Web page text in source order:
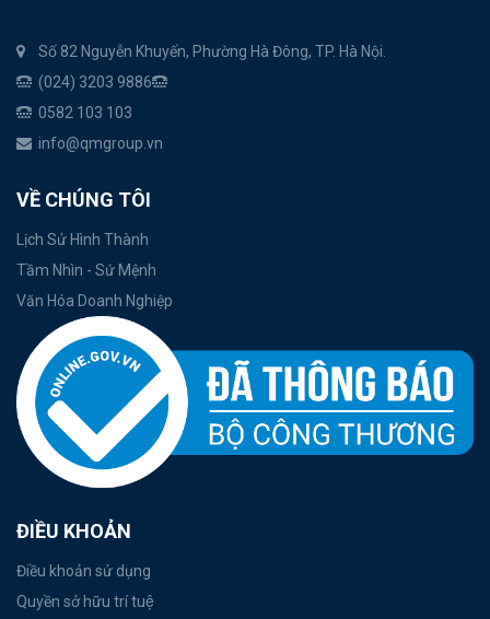
Số 82 Nguyễn Khuyến, Phường Hà Đông, TP. Hà Nội.
(024) 3203 9886
0582 103 103
info@qmgroup.vn
VỀ CHÚNG TÔI
Lịch Sử Hình Thành
Tầm Nhìn - Sứ Mệnh
Văn Hóa Doanh Nghiệp
ĐIỀU KHOẢN
Điều khoản sử dụng
Quyền sở hữu trí tuệ